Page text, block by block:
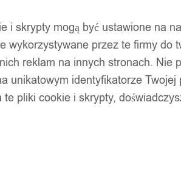
i skrypty mogą być ustawione na
wykorzystywane przez te firmy do
reklam na innych stronach. Nie
unikatowym identyfikatorze
te pliki cookie i skrypty,